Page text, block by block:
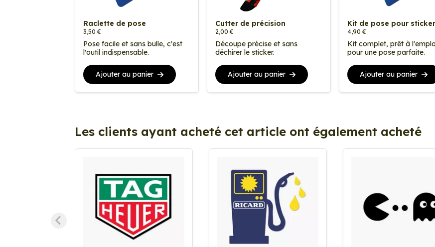
Raclette de pose
3,50 €
Pose facile et sans bulle, c'est
l'outil indispensable.
Ajouter au panier
Cutter de précision
2,00 €
Découpe précise et sans
déchirer le sticker.
Ajouter au panier
Kit de pose pour
4,90 €
Kit complet, prêt à
pour une pose parfaite.
Ajouter au panier
Les clients ayant acheté cet article ont également acheté